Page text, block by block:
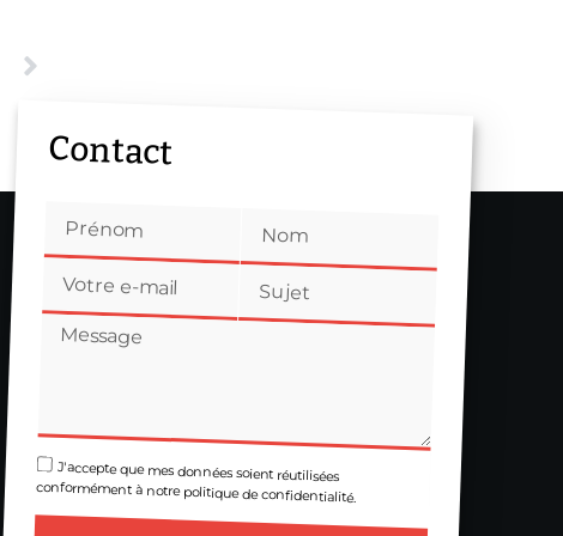
Contact
J'accepte que mes données soient réutilisées
conformément à notre politique de confidentialité.